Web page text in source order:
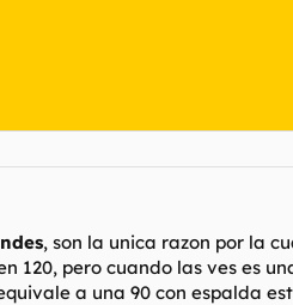
, son la unica razon por la
pero cuando las ves es
a una 90 con espalda